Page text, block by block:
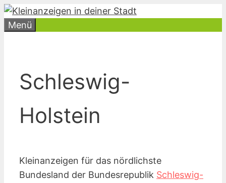
Zum
Inhalt
Menü
Schleswig-
Holstein
Kleinanzeigen für das nördlichste
Bundesland der Bundesrepublik Schleswig-